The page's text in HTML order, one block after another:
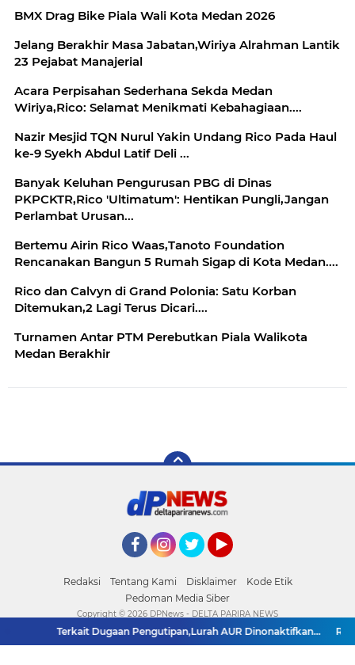
BMX Drag Bike Piala Wali Kota Medan 2026
Jelang Berakhir Masa Jabatan,Wiriya Alrahman Lantik
23 Pejabat Manajerial
Acara Perpisahan Sederhana Sekda Medan
Wiriya,Rico: Selamat Menikmati Kebahagiaan....
Nazir Mesjid TQN Nurul Yakin Undang Rico Pada Haul
ke-9 Syekh Abdul Latif Deli ...
Banyak Keluhan Pengurusan PBG di Dinas
PKPCKTR,Rico 'Ultimatum': Hentikan Pungli,Jangan
Perlambat Urusan...
Bertemu Airin Rico Waas,Tanoto Foundation
Rencanakan Bangun 5 Rumah Sigap di Kota Medan....
Rico dan Calvyn di Grand Polonia: Satu Korban
Ditemukan,2 Lagi Terus Dicari....
Turnamen Antar PTM Perebutkan Piala Walikota
Medan Berakhir
Redaksi Tentang Kami Disklaimer
Kode Etik
Pedoman Media Siber
Terkait Dugaan Pengutipan,Lurah AUR Dinonaktifkan...
Copyright © 2026 DPNews - DELTA PARIRA NEWS